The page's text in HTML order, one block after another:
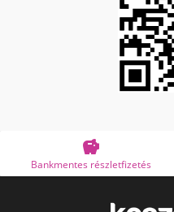
OTP Online Áruhitel